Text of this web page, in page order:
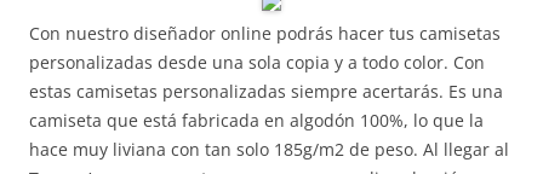
Con nuestro diseñador online podrás hacer tus camisetas
personalizadas desde una sola copia y a todo color. Con
estas camisetas personalizadas siempre acertarás. Es una
camiseta que está fabricada en algodón 100%, lo que la
hace muy liviana con tan solo 185g/m2 de peso. Al llegar al